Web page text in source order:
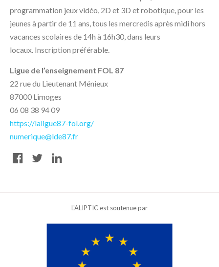
programmation jeux vidéo, 2D et 3D et robotique, pour les
jeunes à partir de 11 ans, tous les mercredis après midi hors
vacances scolaires de 14h à 16h30, dans leurs
locaux. Inscription préférable.
Ligue de l’enseignement FOL 87
22 rue du Lieutenant Ménieux
87000 Limoges
06 08 38 94 09
https://laligue87-fol.org/
numerique@lde87.fr
L'ALIPTIC est soutenue par